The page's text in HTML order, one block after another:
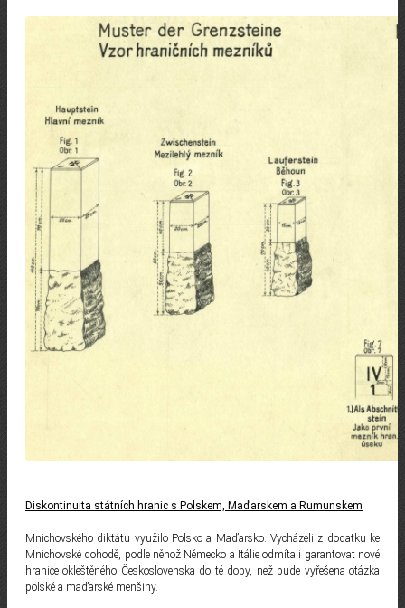
Diskontinuita státních hranic s Polskem, Maďarskem a Rumunskem
Mnichovského diktátu využilo Polsko a Maďarsko. Vycházeli z dodatku ke
Mnichovské dohodě, podle něhož Německo a Itálie odmítali garantovat nové
hranice okleštěného Československa do té doby, než bude vyřešena otázka
polské a maďarské menšiny.